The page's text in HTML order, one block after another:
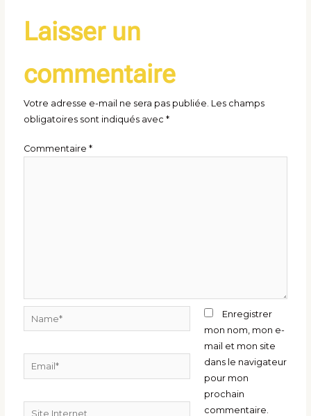
Laisser un
commentaire
Votre adresse e-mail ne sera pas publiée. Les champs
obligatoires sont indiqués avec*
Commentaire*
Email*
Site
Enregistrer
mon nom, mon e-
mail et mon site
dans le navigateur
pour mon
prochain
commentaire.